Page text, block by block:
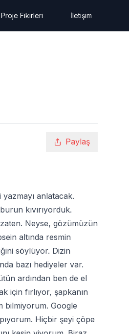
Proje Fikirleri İletişim
Paylaş
anlatacak.
kıvırıyorduk.
Neyse, gözümüzün
altında resmin
söylüyor. Dizin
bazı hediyeler var.
ardından ben de el
için fırlıyor, şapkanın
bilmiyorum. Google
Hiçbir şeyi çöpe